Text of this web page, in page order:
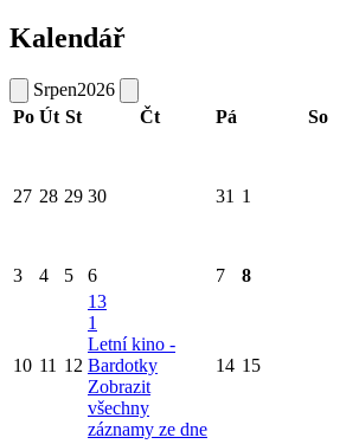
Kalendář
Srpen2026
Po Út St Čt Pá So
27 28 29 30 31 1
3
4 5 6 7 8
10 11 12
13
1
Letní kino -
Bardotky
Zobrazit
všechny
záznamy ze dne
14 15